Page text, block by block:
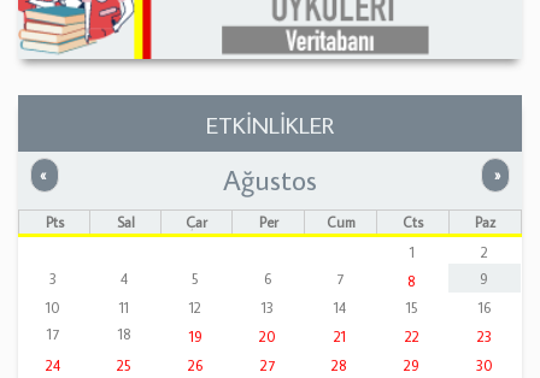
ETKİNLİKLER
« Önceki »
Ağustos
Pts Sal Çar Per Cum Cts
Paz
1
2
3
4 5 6 7 8
9
10
11 12 13 14 15
16
17
18 19 20 21 22
23
24
25 26 27 28 29
30